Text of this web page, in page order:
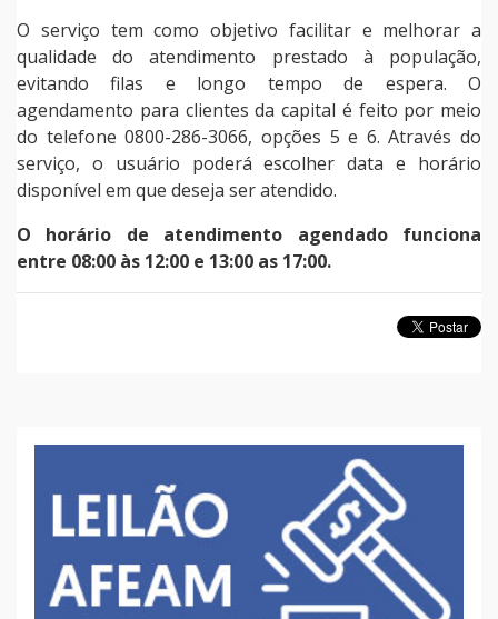
O serviço tem como objetivo facilitar e melhorar a
qualidade do atendimento prestado à população,
evitando filas e longo tempo de espera. O
agendamento para clientes da capital é feito por meio
do telefone 0800-286-3066, opções 5 e 6. Através do
serviço, o usuário poderá escolher data e horário
disponível em que deseja ser atendido.
O horário de atendimento agendado funciona
entre 08:00 às 12:00 e 13:00 as 17:00.